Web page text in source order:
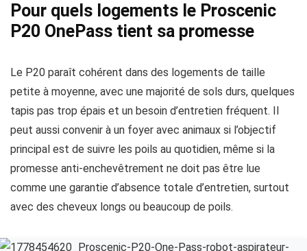
Pour quels logements le Proscenic
P20 OnePass tient sa promesse
Le P20 paraît cohérent dans des logements de taille
petite à moyenne, avec une majorité de sols durs, quelques
tapis pas trop épais et un besoin d’entretien fréquent. Il
peut aussi convenir à un foyer avec animaux si l’objectif
principal est de suivre les poils au quotidien, même si la
promesse anti-enchevêtrement ne doit pas être lue
comme une garantie d’absence totale d’entretien, surtout
avec des cheveux longs ou beaucoup de poils.